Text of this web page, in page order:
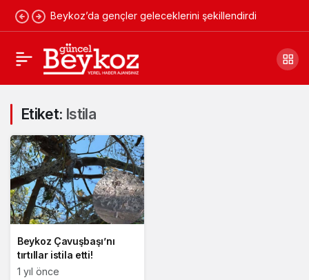
Beykoz’da gençler geleceklerini şekillendirdi
Etiket: Istila
Beykoz Çavuşbaşı’nı
tırtıllar istila etti!
1 yıl önce